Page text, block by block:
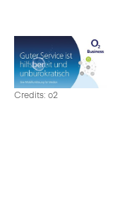
Credits: o2